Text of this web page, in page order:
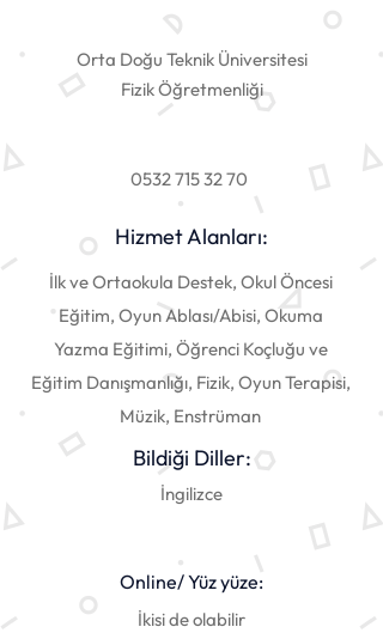
Orta Doğu Teknik Üniversitesi
Fizik Öğretmenliği
0532 715 32 70
Hizmet Alanları:
İlk ve Ortaokula Destek, Okul Öncesi
Eğitim, Oyun Ablası/Abisi, Okuma
Yazma Eğitimi, Öğrenci Koçluğu ve
Eğitim Danışmanlığı, Fizik, Oyun Terapisi,
Müzik, Enstrüman
Bildiği Diller:
İngilizce
Online/ Yüz yüze:
İkisi de olabilir